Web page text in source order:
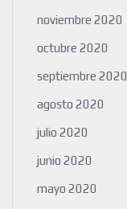
noviembre 2020
octubre 2020
septiembre 2020
agosto 2020
julio 2020
junio 2020
mayo 2020